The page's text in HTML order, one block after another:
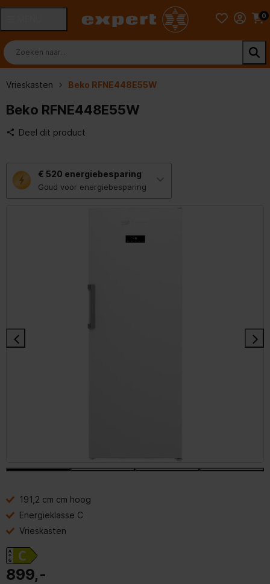
0
Vrieskasten Beko RFNE448E55W
Beko RFNE448E55W
Deel dit product
€ 520 energiebesparing
Goud voor energiebesparing
deze
knop
opent
191,2 cm cm hoog
Energieklasse C
Vrieskasten
899,-